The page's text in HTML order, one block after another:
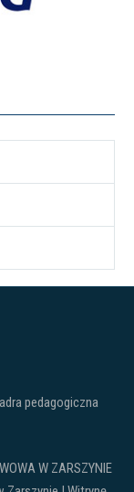
pedagogiczna
W ZARSZYNIE